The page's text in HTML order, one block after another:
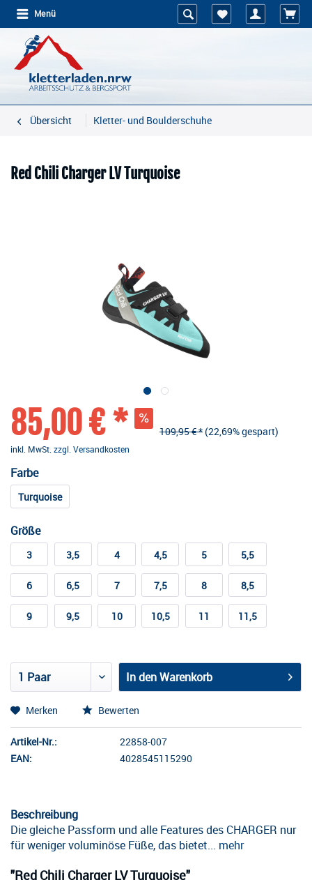
Menü
Übersicht Kletter- und Boulderschuhe
Red Chili Charger LV Turquoise
85,00 € * 109,95 € * (22,69% gespart)
inkl. MwSt. zzgl. Versandkosten
Farbe
Turquoise
Größe
3 3,5 4 4,5 5 5,5
6 6,5 7 7,5 8 8,5
9 9,5 10 10,5 11 11,5
In denWarenkorb
Merken Bewerten
Artikel-Nr.:
22858-007
EAN:
4028545115290
Beschreibung
Die gleiche Passform und alle Features des CHARGER nur
für weniger voluminöse Füße, das bietet... mehr
"Red Chili Charger LV Turquoise"